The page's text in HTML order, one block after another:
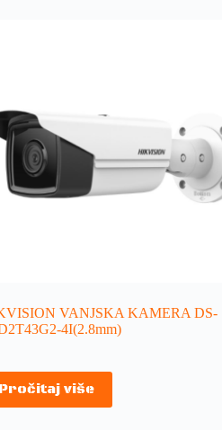
VANJSKA KAMERA DS-
4I(2.8mm)
Pročitaj više